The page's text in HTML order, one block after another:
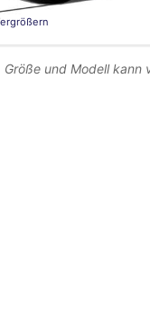
und Modell kann